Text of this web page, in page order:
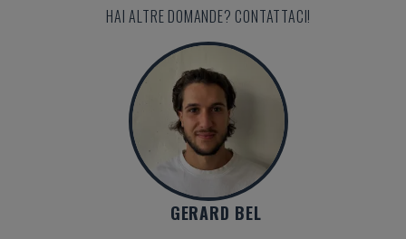
HAI ALTRE DOMANDE? CONTATTACI!
GERARD BEL